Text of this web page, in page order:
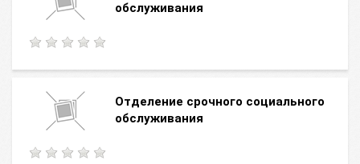
обслуживания
Отделение срочного социального
обслуживания